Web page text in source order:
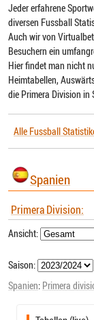
Jeder erfahrene
diversen Fussball
Auch wir von
Besuchern ein
Hier findet man nicht
Heimtabellen,
die Primera Division in
Alle Fussball
Spanien
Primera Division:
Ansicht:
Saison:
Spanien: Primera